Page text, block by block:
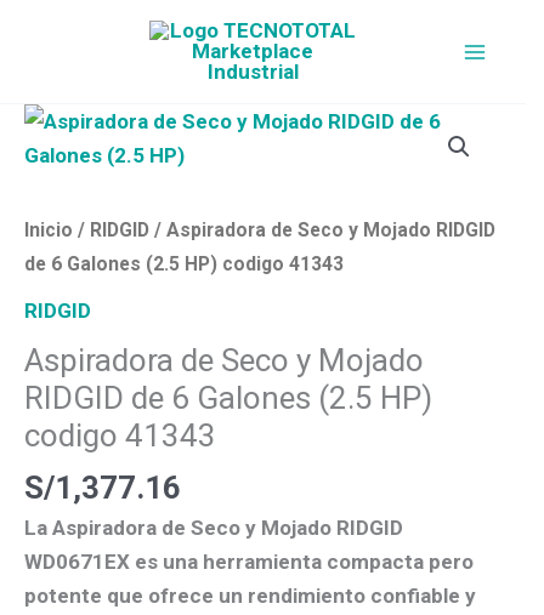
Inicio / RIDGID / Aspiradora de Seco y Mojado RIDGID
de 6 Galones (2.5 HP) codigo 41343
RIDGID
Aspiradora de Seco y Mojado
RIDGID de 6 Galones (2.5 HP)
codigo 41343
S/1,377.16
La Aspiradora de Seco y Mojado RIDGID
WD0671EX es una herramienta compacta pero
potente que ofrece un rendimiento confiable y
Aspiradora
de
y
Mojado
de
6
Galones
(2.5
codigo
41343
cantidad